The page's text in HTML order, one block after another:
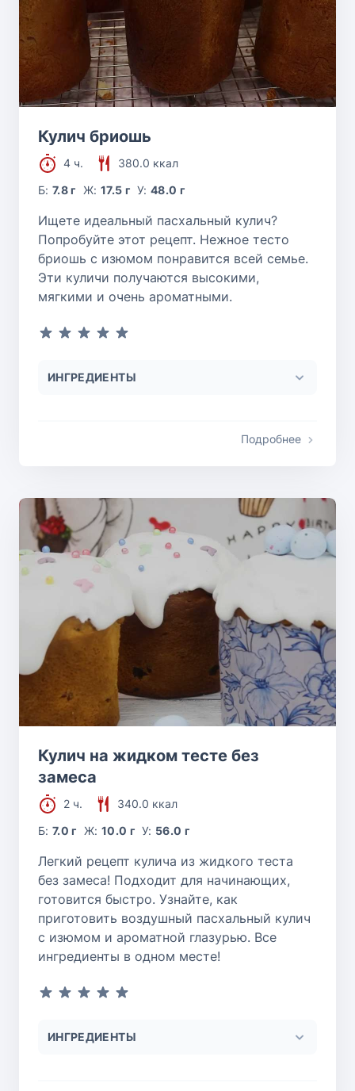
Кулич бриошь
4 ч.
380.0 ккал
Б:7.8 г Ж: 17.5 г У:48.0 г
Ищете идеальный пасхальный кулич?
Попробуйте этот рецепт. Нежное тесто
бриошь с изюмом понравится всей семье.
Эти куличи получаются высокими,
мягкими и очень ароматными.
ИНГРЕДИЕНТЫ
Подробнее
Кулич на жидком тесте без
замеса
2 ч.
340.0 ккал
Б:7.0 г Ж: 10.0 г У: 56.0 г
Легкий рецепт кулича из жидкого теста
без замеса! Подходит для начинающих,
готовится быстро. Узнайте, как
приготовить воздушный пасхальный кулич
с изюмом и ароматной глазурью. Все
ингредиенты в одном месте!
ИНГРЕДИЕНТЫ